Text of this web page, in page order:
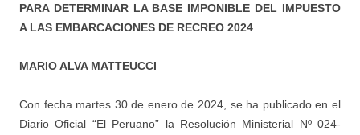
PARA DETERMINAR LA BASE IMPONIBLE DEL IMPUESTO
A LAS EMBARCACIONES DE RECREO 2024
MARIO ALVA MATTEUCCI
Con fecha martes 30 de enero de 2024, se ha publicado en el
Diario Oficial “El Peruano” la Resolución Ministerial Nº 024-